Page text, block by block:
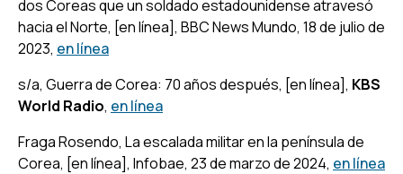
dos Coreas que un soldado estadounidense atravesó
hacia el Norte, [en línea], BBC News Mundo, 18 de julio de
2023, en línea
s/a, Guerra de Corea: 70 años después, [en línea], KBS
World Radio, en línea
Fraga Rosendo, La escalada militar en la península de
Corea, [en línea], Infobae, 23 de marzo de 2024, en línea